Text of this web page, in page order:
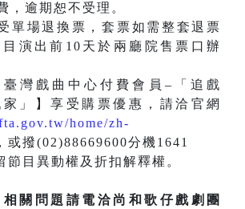
，逾期恕不受理。
單場退換票，套票如需整套退票
演出前10天於兩廳院售票口辦
灣戲曲中心付費會員–「追戲
」】享受購票優惠，請洽官網
home/zh-
，或撥(02)88669600分機1641
節目異動權及折扣解釋權。
相關問題請電洽尚和歌仔戲劇團